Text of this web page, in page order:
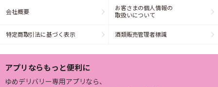
会社概要
お客さまの個人情報の
取扱いについて
特定商取引法に基づく表示 酒類販売管理者標識
アプリならもっと便利に
ゆめデリバリー専用アプリなら、